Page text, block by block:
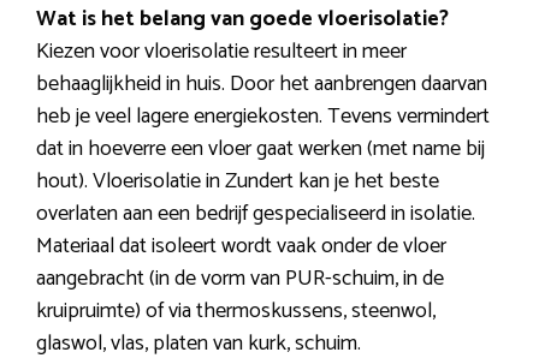
Wat is het belang van goede vloerisolatie?
Kiezen voor vloerisolatie resulteert in meer
behaaglijkheid in huis. Door het aanbrengen daarvan
heb je veel lagere energiekosten. Tevens vermindert
dat in hoeverre een vloer gaat werken (met name bij
hout). Vloerisolatie in Zundert kan je het beste
overlaten aan een bedrijf gespecialiseerd in isolatie.
Materiaal dat isoleert wordt vaak onder de vloer
aangebracht (in de vorm van PUR-schuim, in de
kruipruimte) of via thermoskussens, steenwol,
glaswol, vlas, platen van kurk, schuim.